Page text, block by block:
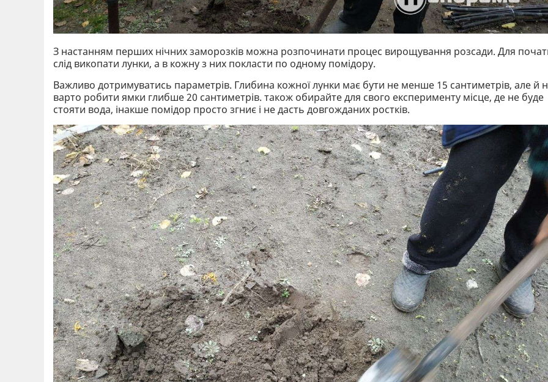
З настанням перших нічних заморозків можна розпочинати процес вирощування розсади. Для
слід викопати лунки, а в кожну з них покласти по одному помідору.
Важливо дотримуватись параметрів. Глибина кожної лунки має бути не менше 15 сантиметрів, але й
варто робити ямки глибше 20 сантиметрів. також обирайте для свого експерименту місце, де не буде
стояти вода, інакше помідор просто згниє і не дасть довгожданих ростків.